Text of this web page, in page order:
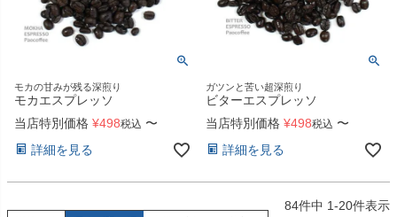
モカの甘みが残る深煎り
モカエスプレッソ
当店特別価格 ¥498税込 〜
詳細を見る
ガツンと苦い超深煎り
ビターエスプレッソ
当店特別価格 ¥498税込 〜
詳細を見る
84件中 1-20件表示